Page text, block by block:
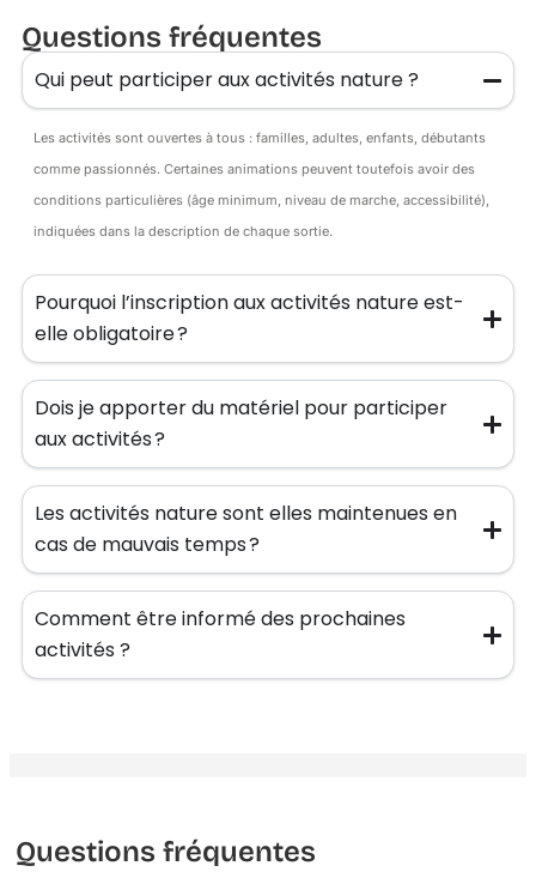
Questions fréquentes
Qui peut participer aux activités nature ?
Les activités sont ouvertes à tous : familles, adultes, enfants, débutants
comme passionnés. Certaines animations peuvent toutefois avoir des
conditions particulières (âge minimum, niveau de marche, accessibilité),
indiquées dans la description de chaque sortie.
Pourquoi l’inscription aux activités nature est-
elle obligatoire ?
Dois je apporter du matériel pour participer
aux activités ?
Les activités nature sont elles maintenues en
cas de mauvais temps ?
Comment être informé des prochaines
activités ?
Questions fréquentes